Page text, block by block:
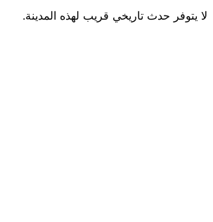
لا يتوفر حدث تاريخي قريب لهذه المدينة.